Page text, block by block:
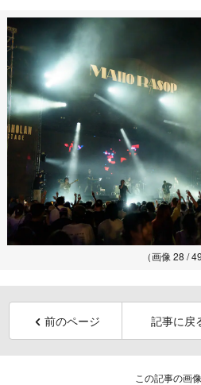
（画像 28 / 49
前のページ 記事に戻
この記事の画